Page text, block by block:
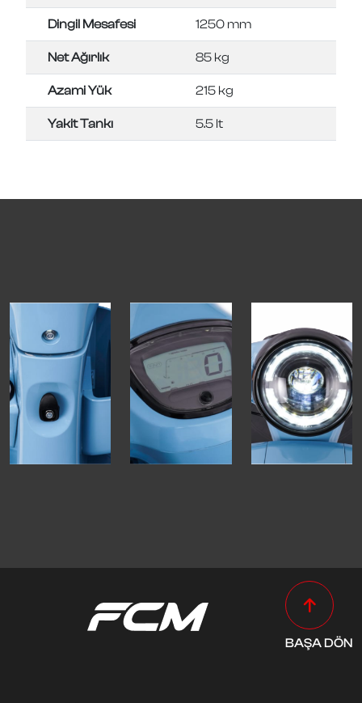
Dingil Mesafesi 1250 mm
Net Ağırlık 85 kg
Azami Yük 215 kg
Yakit Tankı 5.5 lt
BAŞA DÖN